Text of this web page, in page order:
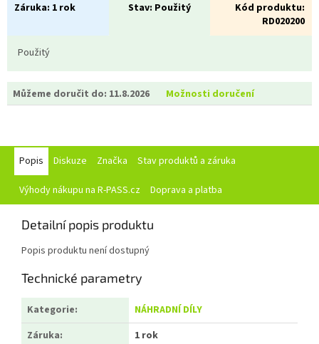
Záruka: 1 rok Stav: Použitý
Kód produktu:
RD020200
Použitý
Můžeme doručit do: 11.8.2026 Možnosti doručení
Popis Diskuze Značka Stav produktů a záruka
Výhody nákupu na R-PASS.cz Doprava a platba
Detailní popis produktu
Popis produktu není dostupný
Technické parametry
Kategorie:
NÁHRADNÍ DÍLY
Záruka:
1 rok